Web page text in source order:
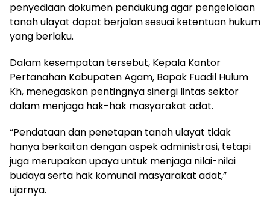
penyediaan dokumen pendukung agar pengelolaan
tanah ulayat dapat berjalan sesuai ketentuan hukum
yang berlaku.
Dalam kesempatan tersebut, Kepala Kantor
Pertanahan Kabupaten Agam, Bapak Fuadil Hulum
Kh, menegaskan pentingnya sinergi lintas sektor
dalam menjaga hak-hak masyarakat adat.
“Pendataan dan penetapan tanah ulayat tidak
hanya berkaitan dengan aspek administrasi, tetapi
juga merupakan upaya untuk menjaga nilai-nilai
budaya serta hak komunal masyarakat adat,”
ujarnya.